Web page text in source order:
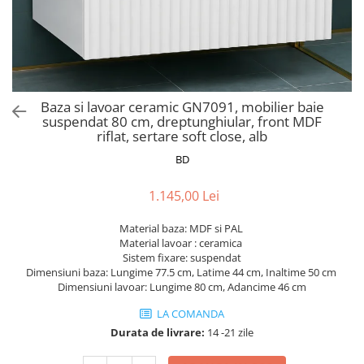
Saltele cu arcuri impachetate
individual
Saltele Memory Pocket
Saltele Memory Foam
Saltele Memory Pocket
Saltele cu plasa arcuri
Saltele cu spuma poliuretanica
Saltele 140x200
Saltele 160x200
Paturi
Seturi de pat si saltea
Masute de toaleta
Mobilier living
Scaune pentru living
Seturi comode living si vitrine
Etajere Birou
Dulap birou
Scaune pentru birou
Scaune pentru vizitatori
Scaune birou
Scaune profesionale
Scaune Lemn
Scaune birou copii
Scaune resigilate
Baza si lavoar ceramic GN7091, mobilier baie
suspendat 80 cm, dreptunghiular, front MDF
riflat, sertare soft close, alb
BD
1.145,00 Lei
Material baza: MDF si PAL
Material lavoar : ceramica
Sistem fixare: suspendat
Dimensiuni baza: Lungime 77.5 cm, Latime 44 cm, Inaltime 50 cm
Dimensiuni lavoar: Lungime 80 cm, Adancime 46 cm
LA COMANDA
Durata de livrare: 14 -21 zile